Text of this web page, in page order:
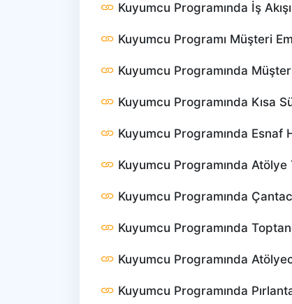
Kuyumcu Programında İş
Kuyumcu Programı Müşteri
Kuyumcu Programında
Kuyumcu Programında Kısa
Kuyumcu Programında Esnaf
Kuyumcu Programında Atölye
Kuyumcu Programında
Kuyumcu Programında
Kuyumcu Programında
Kuyumcu Programında